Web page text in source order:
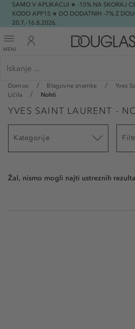
SAMO V APLIKACIJI ★ -15% NA SKORAJ
KODO APP15 ★ DO DODATNIH -7% Z
20.7.-16.8.2026.
MENI
Domov Blagovne znamke
Yves
Ličila
Nohti
YVES SAINT LAURENT -
Kategorije
Žal, nismo mogli najti ustreznih